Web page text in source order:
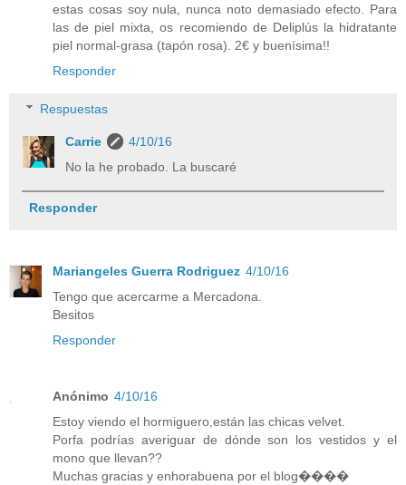
estas cosas soy nula, nunca noto demasiado efecto. Para
las de piel mixta, os recomiendo de Deliplús la hidratante
piel normal-grasa (tapón rosa). 2€ y buenísima!!
Responder
Respuestas
Carrie
4/10/16
No la he probado. La buscaré
Responder
Mariangeles Guerra Rodriguez 4/10/16
Tengo que acercarme a Mercadona.
Besitos
Responder
Anónimo 4/10/16
Estoy viendo el hormiguero,están las chicas velvet.
Porfa podrías averiguar de dónde son los vestidos y el
mono que llevan??
Muchas gracias y enhorabuena por el blog����